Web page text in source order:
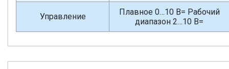
Управление
Плавное 0…10 В= Рабочий
диапазон 2…10 В=